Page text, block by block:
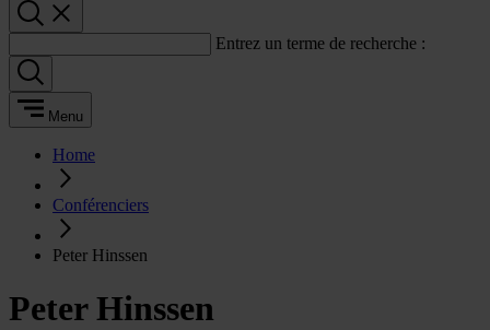
Entrez un terme de recherche :
Menu
Home
Conférenciers
Peter Hinssen
Peter Hinssen